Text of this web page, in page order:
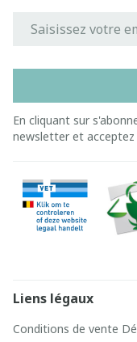
En cliquant sur
newsletter et
Liens légaux
Conditions de vente